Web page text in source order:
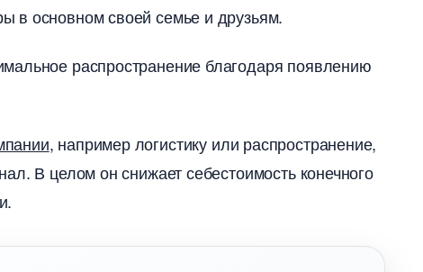
в основном своей семье и друзьям.
распространение благодаря появлению
, например логистику или распространение,
В целом он снижает себестоимость конечного